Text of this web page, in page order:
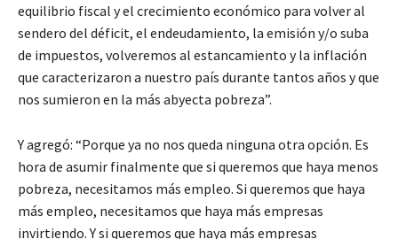
equilibrio fiscal y el crecimiento económico para volver al
sendero del déficit, el endeudamiento, la emisión y/o suba
de impuestos, volveremos al estancamiento y la inflación
que caracterizaron a nuestro país durante tantos años y que
nos sumieron en la más abyecta pobreza”.
Y agregó: “Porque ya no nos queda ninguna otra opción. Es
hora de asumir finalmente que si queremos que haya menos
pobreza, necesitamos más empleo. Si queremos que haya
más empleo, necesitamos que haya más empresas
invirtiendo. Y si queremos que haya más empresas